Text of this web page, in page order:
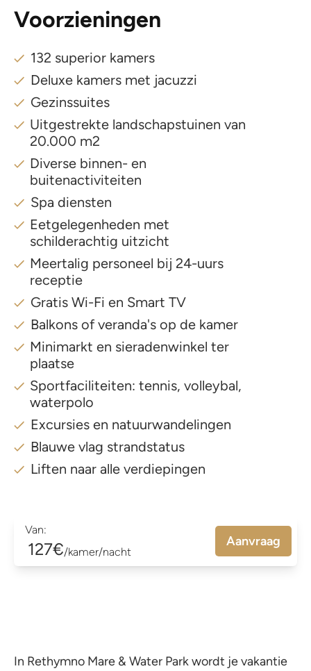
Voorzieningen
132 superior kamers
Deluxe kamers met jacuzzi
Gezinssuites
Uitgestrekte landschapstuinen van
20.000 m2
Diverse binnen- en
buitenactiviteiten
Spa diensten
Eetgelegenheden met
schilderachtig uitzicht
Meertalig personeel bij 24-uurs
receptie
Gratis Wi-Fi en Smart TV
Balkons of veranda's op de kamer
Minimarkt en sieradenwinkel ter
plaatse
Sportfaciliteiten: tennis, volleybal,
waterpolo
Excursies en natuurwandelingen
Blauwe vlag strandstatus
Liften naar alle verdiepingen
Van:
127€/kamer/nacht
Aanvraag
In Rethymno Mare & Water Park wordt je vakantie